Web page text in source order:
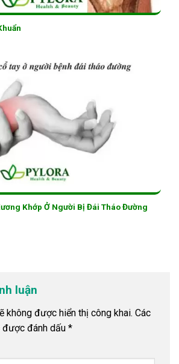
Khớp Ở Người Bị Đái Tháo Đường
luận
không được hiển thị công khai. Các
đánh dấu *